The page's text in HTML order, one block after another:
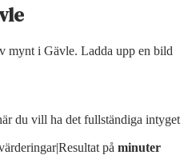
mynt i Gävle. Ladda upp en bild
du vill ha det fullständiga intyget
|Resultat på minuter